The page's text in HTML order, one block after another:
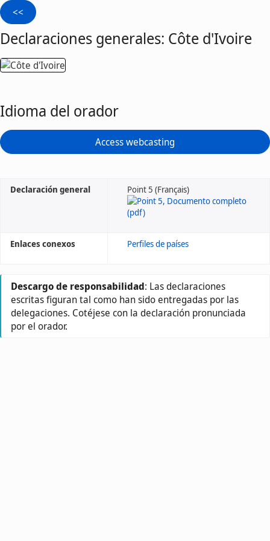
Declaraciones generales: Côte d'Ivoire
Idioma del orador
Access webcasting
Declaración general Point 5 (Français)
Enlaces conexos Perfiles de países
Descargo de responsabilidad: Las declaraciones
escritas figuran tal como han sido entregadas por las
delegaciones. Cotéjese con la declaración pronunciada
por el orador.